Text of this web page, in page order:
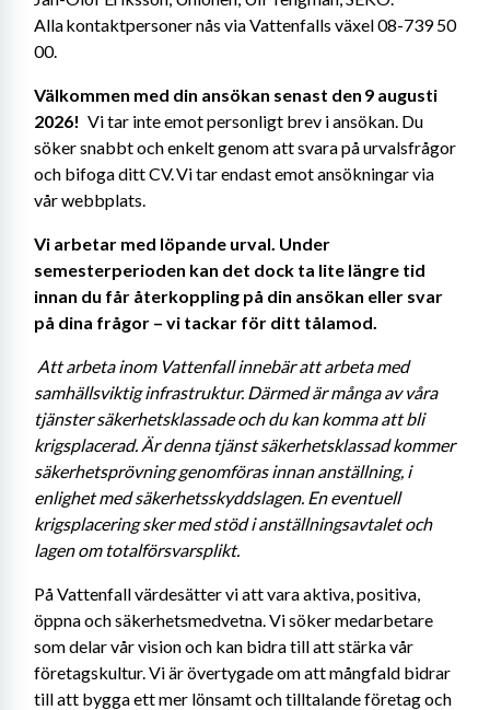
Alla kontaktpersoner nås via Vattenfalls växel 08-739 50
00.
Välkommen med din ansökan senast den 9 augusti
2026! Vi tar inte emot personligt brev i ansökan. Du
söker snabbt och enkelt genom att svara på urvalsfrågor
och bifoga ditt CV. Vi tar endast emot ansökningar via
vår webbplats.
Vi arbetar med löpande urval. Under
semesterperioden kan det dock ta lite längre tid
innan du får återkoppling på din ansökan eller svar
på dina frågor – vi tackar för ditt tålamod.
Att arbeta inom Vattenfall innebär att arbeta med
samhällsviktig infrastruktur. Därmed är många av våra
tjänster säkerhetsklassade och du kan komma att bli
krigsplacerad. Är denna tjänst säkerhetsklassad kommer
säkerhetsprövning genomföras innan anställning, i
enlighet med säkerhetsskyddslagen. En eventuell
krigsplacering sker med stöd i anställningsavtalet och
lagen om totalförsvarsplikt.
På Vattenfall värdesätter vi att vara aktiva, positiva,
öppna och säkerhetsmedvetna. Vi söker medarbetare
som delar vår vision och kan bidra till att stärka vår
företagskultur. Vi är övertygade om att mångfald bidrar
till att bygga ett mer lönsamt och tilltalande företag och